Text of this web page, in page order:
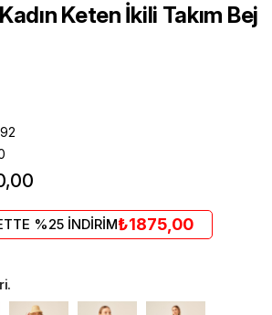
Keten İkili Takım Bej
%25 İNDİRİM₺1875,00